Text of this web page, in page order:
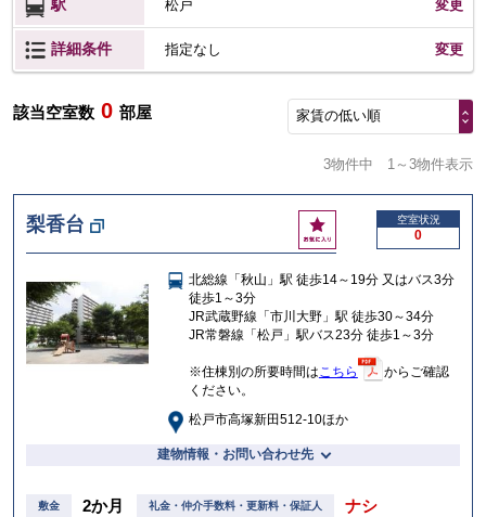
駅 松戸 変更
詳細条件 指定なし 変更
該当空室数 0 部屋 家賃の低い順
3物件中 1～3物件表示
梨香台
お
気
入
空室状況
0
北総線「秋山」駅 徒歩14～19分 又はバス3分
徒歩1～3分
JR武蔵野線「市川大野」駅 徒歩30～34分
JR常磐線「松戸」駅バス23分 徒歩1～3分
※住棟別の所要時間はこちら
からご確認
ください。
松戸市高塚新田512-10ほか
建物情報・お問い合わせ先
敷金 2か月 礼金・仲介手数料・更新料・保証人 ナシ